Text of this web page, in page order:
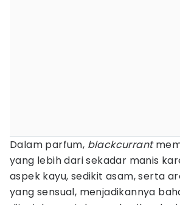
Dalam parfum, blackcurrant
yang lebih dari sekadar manis
aspek kayu, sedikit asam, serta
yang sensual, menjadikannya